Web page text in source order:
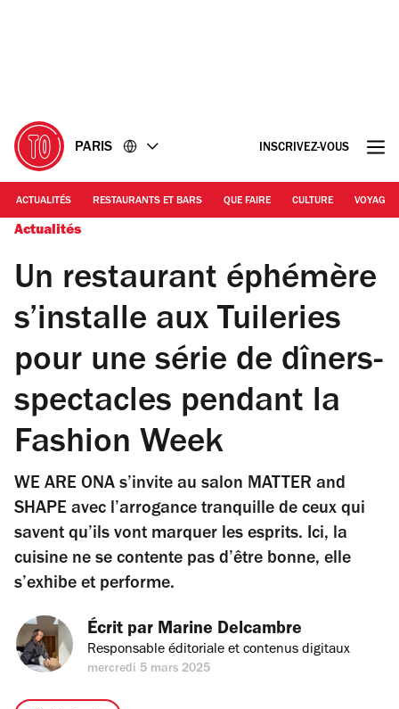
PARIS INSCRIVEZ-VOUS
ACTUALITÉS RESTAURANTS ET BARS QUE FAIRE CULTURE VOYAGE
Actualités
Un restaurant éphémère
s’installe aux Tuileries
pour une série de dîners-
spectacles pendant la
Fashion Week
WE ARE ONA s’invite au salon MATTER and
SHAPE avec l’arrogance tranquille de ceux qui
savent qu’ils vont marquer les esprits. Ici, la
cuisine ne se contente pas d’être bonne, elle
s’exhibe et performe.
Écrit par Marine Delcambre
Responsable éditoriale et contenus digitaux
mercredi 5 mars 2025